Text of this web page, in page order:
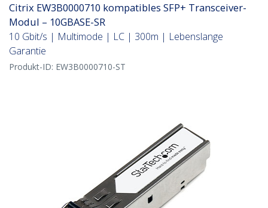
Citrix EW3B0000710 kompatibles SFP+ Transceiver-
Modul – 10GBASE-SR
10 Gbit/s | Multimode | LC | 300m | Lebenslange
Garantie
Produkt-ID: EW3B0000710-ST